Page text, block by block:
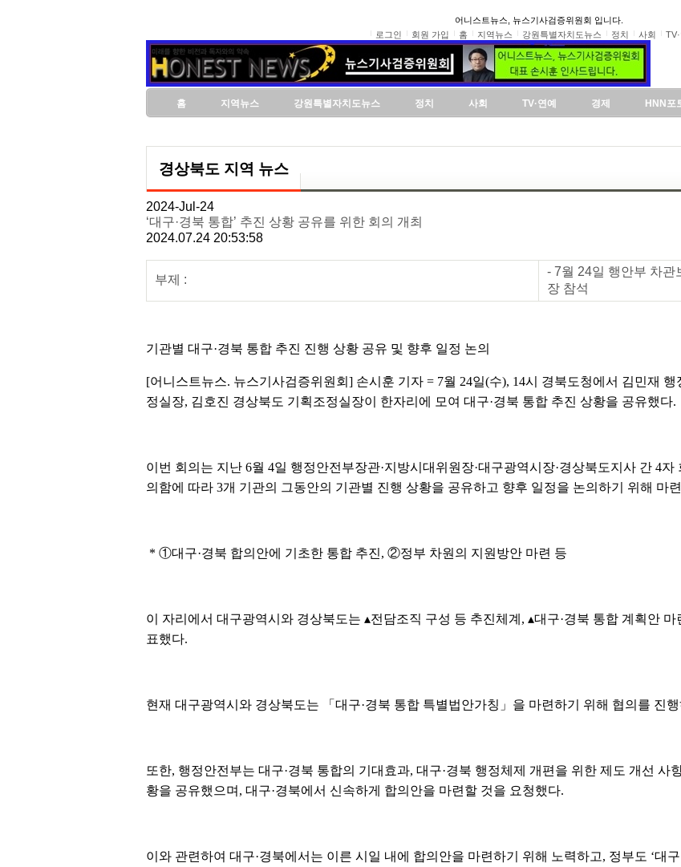
어니스트뉴스, 뉴스기사검증위원회 입니다.
로그인
회원 가입 홈 지역뉴스 강원특별자치도뉴스 정치 사회
홈 지역뉴스 강원특별자치도뉴스 정치 사회 TV·연예 경제 HNN포
경상북도 지역 뉴스
2024-Jul-24
‘대구·경북 통합’ 추진 상황 공유를 위한 회의 개최
2024.07.24 20:53:58
부제 :
- 7월 24일 행안부 차관
장 참석
기관별 대구·경북 통합 추진 진행 상황 공유 및 향후 일정 논의
[어니스트뉴스. 뉴스기사검증위원회] 손시훈 기자 = 7월 24일(수), 14시 경북도청에서 김민재
정실장, 김호진 경상북도 기획조정실장이 한자리에 모여 대구·경북 통합 추진 상황을 공유했다.
이번 회의는 지난 6월 4일 행정안전부장관·지방시대위원장·대구광역시장·경상북도지사 간 4
의함에 따라 3개 기관의 그동안의 기관별 진행 상황을 공유하고 향후 일정을 논의하기 위해 마
* ①대구·경북 합의안에 기초한 통합 추진, ②정부 차원의 지원방안 마련 등
이 자리에서 대구광역시와 경상북도는 ▴전담조직 구성 등 추진체계, ▴대구·경북 통합 계획안
표했다.
현재 대구광역시와 경상북도는 「대구·경북 통합 특별법안가칭」을 마련하기 위해 협의를 진
또한, 행정안전부는 대구·경북 통합의 기대효과, 대구·경북 행정체제 개편을 위한 제도 개선
황을 공유했으며, 대구·경북에서 신속하게 합의안을 마련할 것을 요청했다.
이와 관련하여 대구·경북에서는 이른 시일 내에 합의안을 마련하기 위해 노력하고, 정부도 ‘대